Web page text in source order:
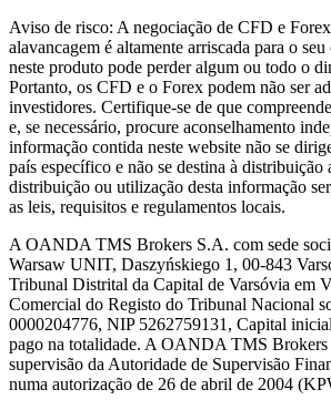
Aviso de risco: A negociação de CFD e
alavancagem é altamente arriscada para o
neste produto pode perder algum ou todo o
Portanto, os CFD e o Forex podem não ser
investidores. Certifique-se de que
e, se necessário, procure aconselhamento
informação contida neste website não se
país específico e não se destina à distribuição
distribuição ou utilização desta informação
as leis, requisitos e regulamentos locais.
A OANDA TMS Brokers S.A. com sede
Warsaw UNIT, Daszyńskiego 1, 00-843
Tribunal Distrital da Capital de Varsóvia em
Comercial do Registo do Tribunal Nacional
0000204776, NIP 5262759131, Capital
pago na totalidade. A OANDA TMS Brokers
supervisão da Autoridade de Supervisão
numa autorização de 26 de abril de 2004